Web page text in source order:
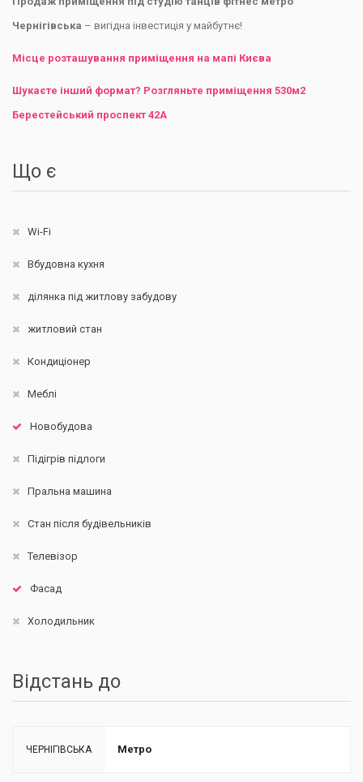
Чернігівська – вигідна інвестиція у майбутнє!
Місце розташування приміщення на мапі Києва
Шукаєте інший формат? Розгляньте приміщення 530м2
Берестейський проспект 42А
Що є
Wi-Fi
Вбудовна кухня
ділянка під житлову забудову
житловий стан
Кондиціонер
Меблі
Новобудова
Підігрів підлоги
Пральна машина
Стан після будівельників
Телевізор
Фасад
Холодильник
Відстань до
ЧЕРНІГІВСЬКА Метро